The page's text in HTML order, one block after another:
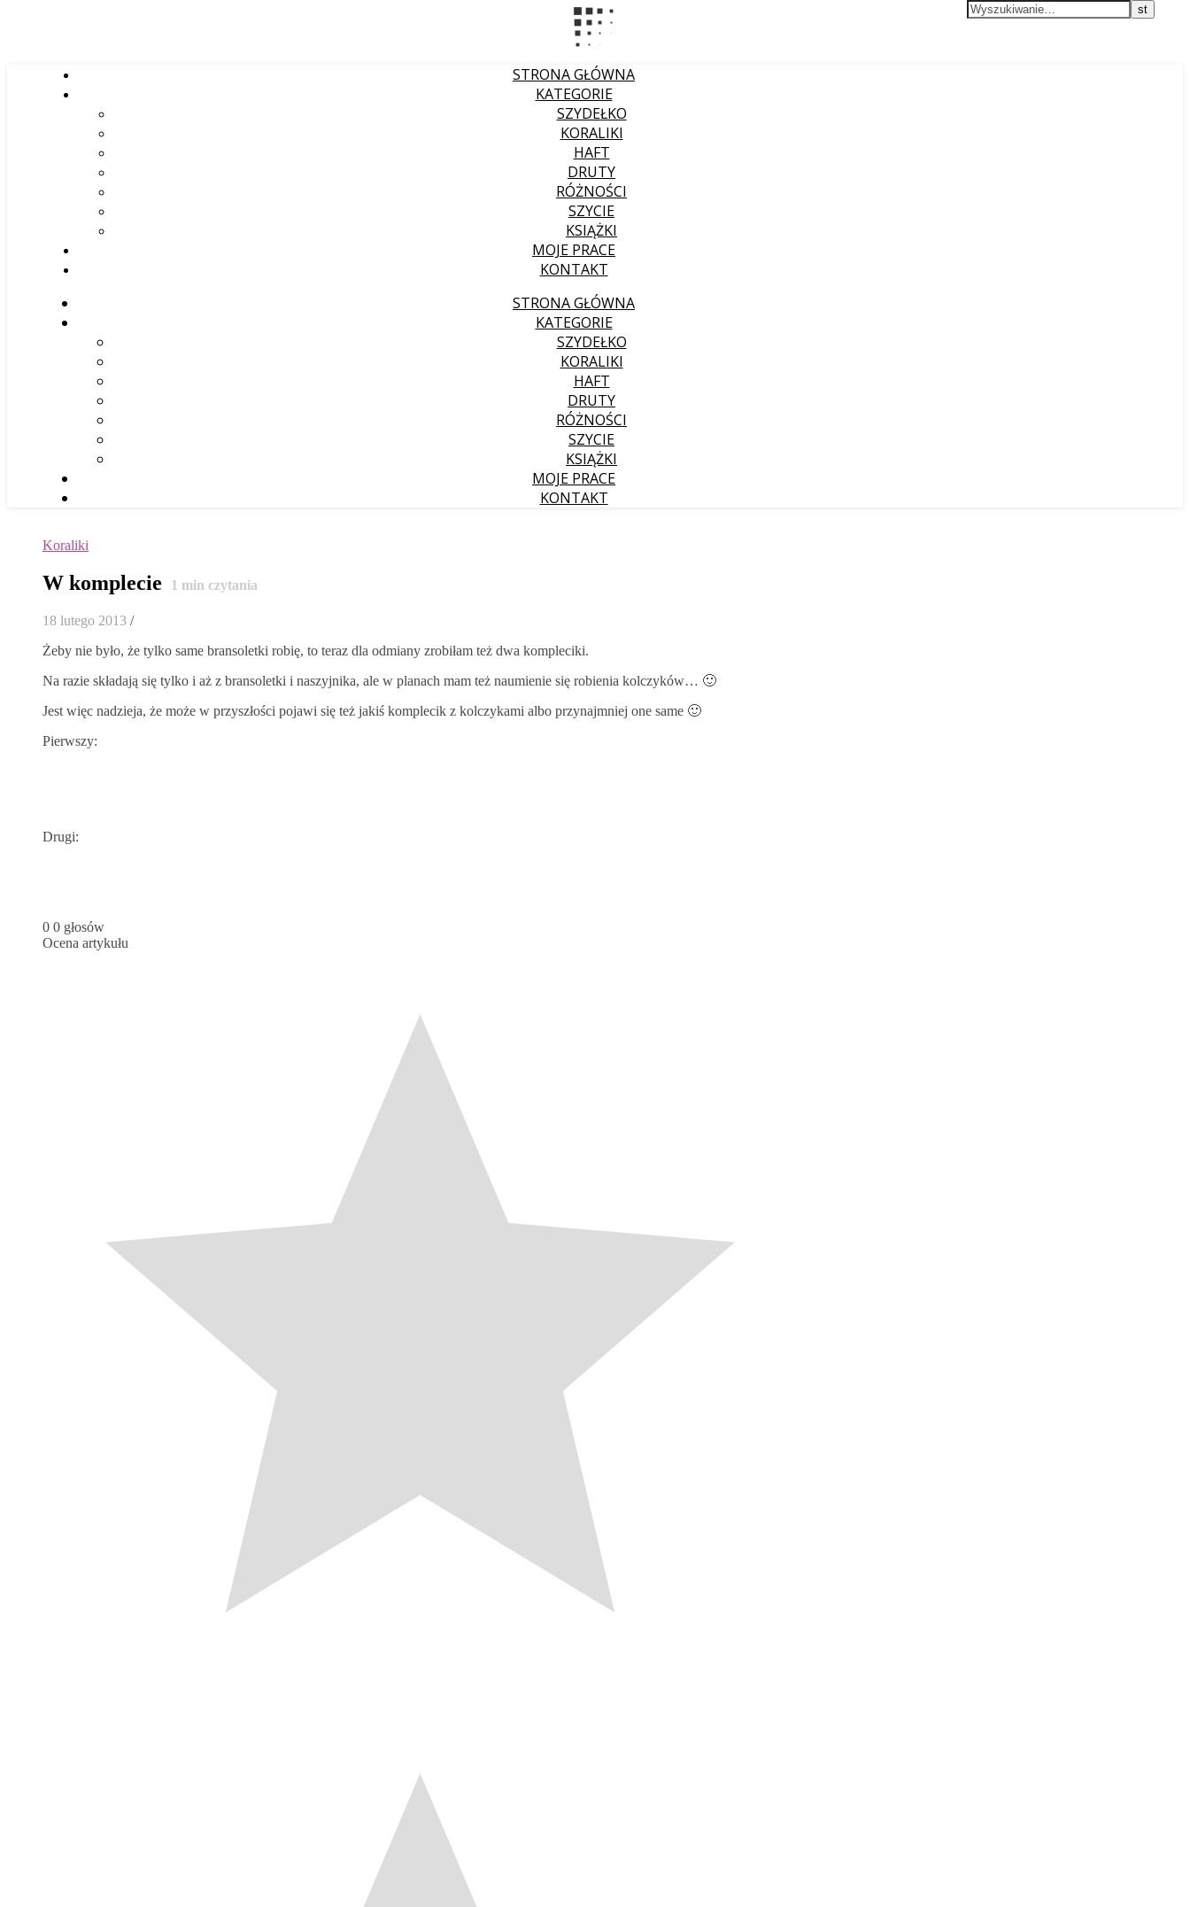
STRONA GŁÓWNA
KATEGORIE
SZYDEŁKO
KORALIKI
HAFT
DRUTY
RÓŻNOŚCI
SZYCIE
KSIĄŻKI
MOJE PRACE
KONTAKT
STRONA GŁÓWNA
KATEGORIE
SZYDEŁKO
KORALIKI
HAFT
DRUTY
RÓŻNOŚCI
SZYCIE
KSIĄŻKI
MOJE PRACE
KONTAKT
Koraliki
W komplecie 1 min czytania
18 lutego 2013 /
Żeby nie było, że tylko same bransoletki robię, to teraz dla odmiany zrobiłam też dwa kompleciki.
Na razie składają się tylko i aż z bransoletki i naszyjnika, ale w planach mam też naumienie się robienia kolczyków… 🙂
Jest więc nadzieja, że może w przyszłości pojawi się też jakiś komplecik z kolczykami albo przynajmniej one same 🙂
Pierwszy:
Drugi:
0 0 głosów
Ocena artykułu